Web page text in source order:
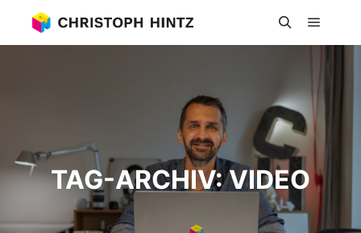
Suchen
TAG-ARCHIV:VIDEO